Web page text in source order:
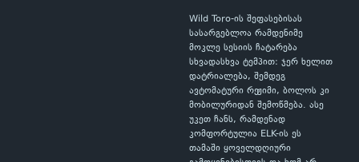
Wild Toro-ის შეფასებისას
სასარგებლოა რამდენიმე
მოკლე სესიის ჩატარება
სხვადასხვა ტემპით: ჯერ ხელით
დატრიალება, შემდეგ
ავტომატური რეჟიმი, ბოლოს კი
მობილურიდან შემოწმება. ასე
უკეთ ჩანს, რამდენად
კომფორტულია ELK-ის ეს
თამაში ყოველდღიური